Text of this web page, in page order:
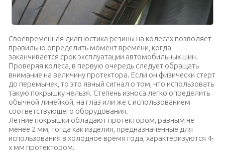
Своевременная диагностика резины на колесах позволяет
правильно определить момент времени, когда
заканчивается срок эксплуатации автомобильных шин.
Проверяя колеса, в первую очередь следует обращать
внимание на величину протектора. Если он физически стерт
до перемычек, то это явный сигнал о том, что использовать
такую покрышку нельзя. Степень износа легко определить
обычной линейкой, на глаз или же с использованием
соответствующего оборудования.
Летние покрышки обладают протектором, равным не
менее 2 мм, тогда как изделия, предназначенные для
использования в холодное время года, характеризуются 4-
х мм протектором.